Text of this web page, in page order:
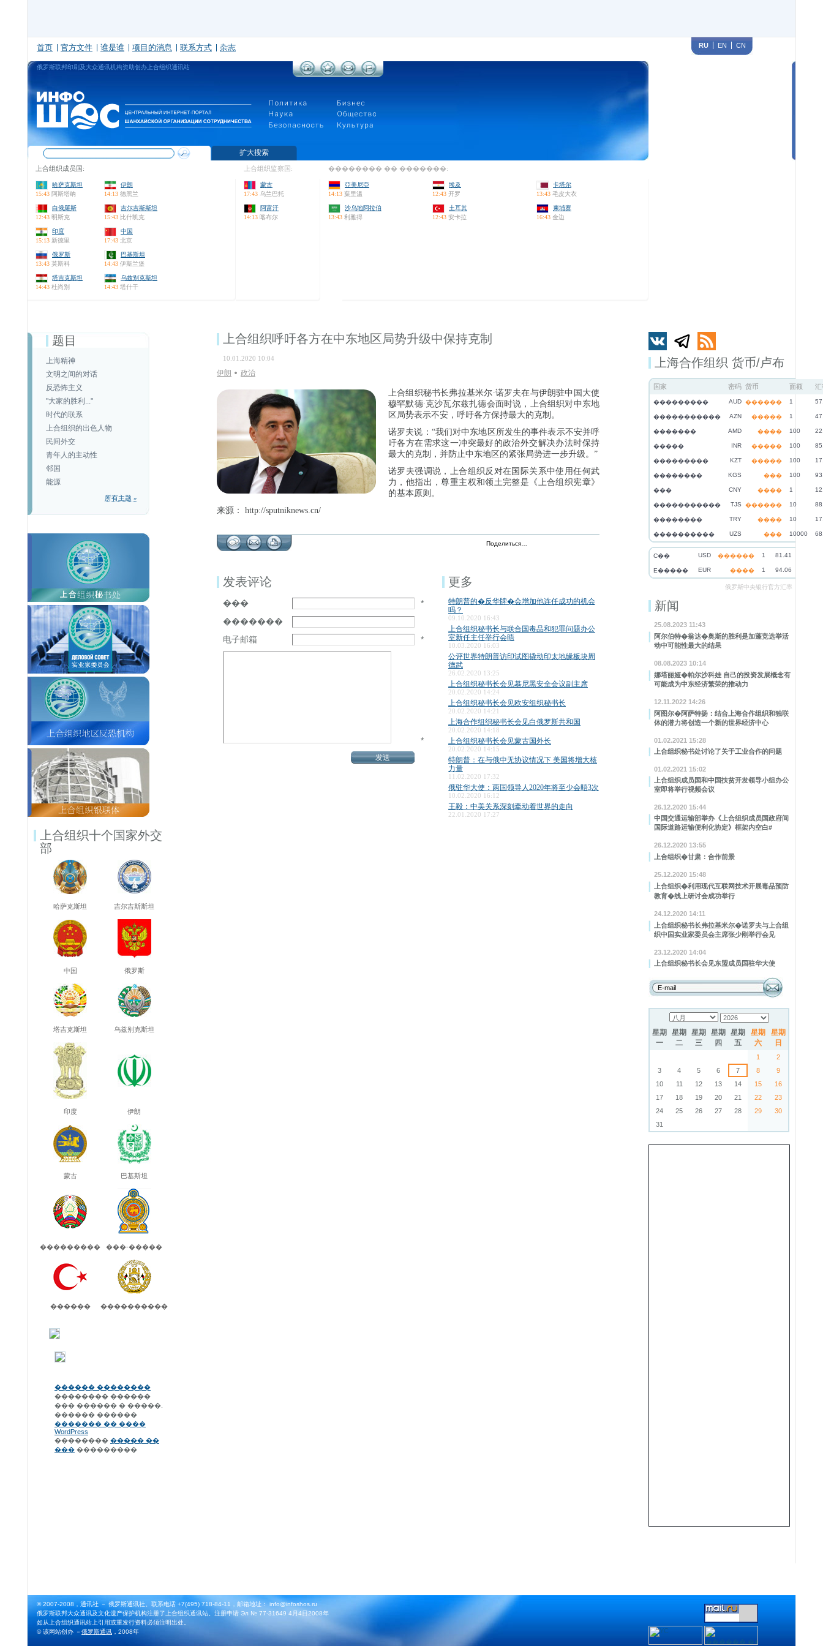
首页 官方文件 谁是谁 项目的消息 联系方式 杂志 RU EN CN
俄罗斯联邦印刷及大众通讯机构资助创办上合组织通讯站
扩大搜索
上合组织成员国:
哈萨克斯坦
15:43 阿斯塔纳
伊朗
14:13 德黑兰
白俄羅斯
12:43 明斯克
吉尔吉斯斯坦
15:43 比什凯克
印度
15:13 新德里
中国
17:43 北京
俄罗斯
13:43 莫斯科
巴基斯坦
14:43 伊斯兰堡
塔吉克斯坦
14:43 杜尚别
乌兹别克斯坦
14:43 塔什干
上合组织监察国:
蒙古
17:43 乌兰巴托
阿富汗
14:13 喀布尔
�������� �� �������:
亞美尼亞
14:13 葉里溫
埃及
12:43 开罗
卡塔尔
13:43 毛皮大衣
沙乌地阿拉伯
13:43 利雅得
土耳其
12:43 安卡拉
柬埔寨
16:43 金边
上海合作组织 货币/卢布
国家 密码 货币 面额 汇
��������� AUD ������ 1
����������� AZN ����� 1
������� AMD ���� 100
����� INR ����� 100
��������� KZT ����� 100
�������� KGS ��� 100
��� CNY ���� 1
����������� TJS ������ 10
�������� TRY ���� 10
���������� UZS ��� 10000
C�� USD ������ 1 81.41
E����� EUR ���� 1 94.06
俄罗斯中央银行官方汇率
新闻
25.08.2023 11:43
阿尔伯特�翁达�奥斯的胜利是加蓬竞选举活
动中可能性最大的结果
08.08.2023 10:14
娜塔丽娅�帕尔沙科娃 自己的投资发展概念有
可能成为中东经济繁荣的推动力
12.11.2022 14:26
阿图尔�阿萨特扬：结合上海合作组织和独联
体的潜力将创造一个新的世界经济中心
01.02.2021 15:28
上合组织秘书处讨论了关于工业合作的问题
01.02.2021 15:02
上合组织成员国和中国扶贫开发领导小组办公
室即将举行视频会议
26.12.2020 15:44
中国交通运输部举办《上合组织成员国政府间
国际道路运输便利化协定》框架内空白#
26.12.2020 13:55
上合组织�甘肃：合作前景
25.12.2020 15:48
上合组织�利用现代互联网技术开展毒品预防
教育�线上研讨会成功举行
24.12.2020 14:11
上合组织秘书长弗拉基米尔�诺罗夫与上合组
织中国实业家委员会主席张少刚举行会见
23.12.2020 14:04
上合组织秘书长会见东盟成员国驻华大使
星期
一
星期
二
星期
三
星期
四
星期
五
星期
六
星期
日
1
2
3
4 5 6 7 8
9
10
11 12 13 14 15
16
17
18 19 20 21 22
23
24
25 26 27 28 29
30
31
题目
上海精神
文明之间的对话
反恐怖主义
"大家的胜利..."
时代的联系
上合组织的出色人物
民间外交
青年人的主动性
邻国
能源
所有主题 »
上合组织十个国家外交
部
哈萨克斯坦 吉尔吉斯斯坦
中国 俄罗斯
塔吉克斯坦 乌兹别克斯坦
印度 伊朗
蒙古 巴基斯坦
��������� ���-�����
������ ����������
������ ��������
�������� ������
��� ������ � �����.
������ ������
������� �� ����
WordPress
�������� ����� ��
��� ���������
上合组织呼吁各方在中东地区局势升级中保持克制
10.01.2020 10:04
伊朗 政治
上合组织秘书长弗拉基米尔∙诺罗夫在与伊朗驻中国大使
穆罕默德∙克沙瓦尔兹扎德会面时说，上合组织对中东地
区局势表示不安，呼吁各方保持最大的克制。
诺罗夫说：“我们对中东地区所发生的事件表示不安并呼
吁各方在需求这一冲突最好的政治外交解决办法时保持
最大的克制，并防止中东地区的紧张局势进一步升级。”
诺罗夫强调说，上合组织反对在国际关系中使用任何武
力，他指出，尊重主权和领土完整是《上合组织宪章》
的基本原则。
来源： http://sputniknews.cn/
Поделиться…
发表评论
���
*
�������
电子邮箱
*
*
更多
特朗普的�反华牌�会增加他连任成功的机会
吗？
09.10.2020 16:43
上合组织秘书长与联合国毒品和犯罪问题办公
室新任主任举行会晤
10.03.2020 16:03
公评世界特朗普访印试图撬动印太地缘板块周
德武
26.02.2020 13:25
上合组织秘书长会见慕尼黑安全会议副主席
20.02.2020 14:24
上合组织秘书长会见欧安组织秘书长
20.02.2020 14:21
上海合作组织秘书长会见白俄罗斯共和国
20.02.2020 14:18
上合组织秘书长会见蒙古国外长
20.02.2020 14:15
特朗普：在与俄中无协议情况下 美国将增大核
力量
11.02.2020 17:32
俄驻华大使：两国领导人2020年将至少会晤3次
10.02.2020 16:12
王毅：中美关系深刻牵动着世界的走向
22.01.2020 17:27
© 2007-2008，通讯社 － 俄罗斯通讯社。联系电话 +7(495) 718-84-11，邮箱地址： info@infoshos.ru
俄罗斯联邦大众通讯及文化遗产保护机构注册了上合组织通讯站。注册申请 Эл № 77-31649 4月4日2008年
如从上合组织通讯站上引用或重发行资料必须注明出处。
© 该网站创办 －俄罗斯通讯 ，2008年